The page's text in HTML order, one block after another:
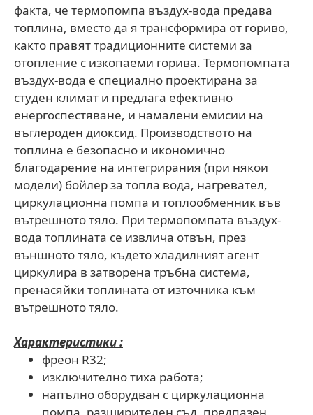
факта, че термопомпа въздух-вода предава
топлина, вместо да я трансформира от гориво,
както правят традиционните системи за
отопление с изкопаеми горива. Термопомпата
въздух-вода е специално проектирана за
студен климат и предлага ефективно
енергоспестяване, и намалени емисии на
въглероден диоксид. Производството на
топлина е безопасно и икономично
благодарение на интегрирания (при някои
модели) бойлер за топла вода, нагревател,
циркулационна помпа и топлообменник във
вътрешното тяло. При термопомпата въздух-
вода топлината се извлича отвън, през
външното тяло, където хладилният агент
циркулира в затворена тръбна система,
пренасяйки топлината от източника към
вътрешното тяло.
Характеристики :
фреон R32;
изключително тиха работа;
напълно оборудван с циркулационна
помпа, разширителен съд, предпазен